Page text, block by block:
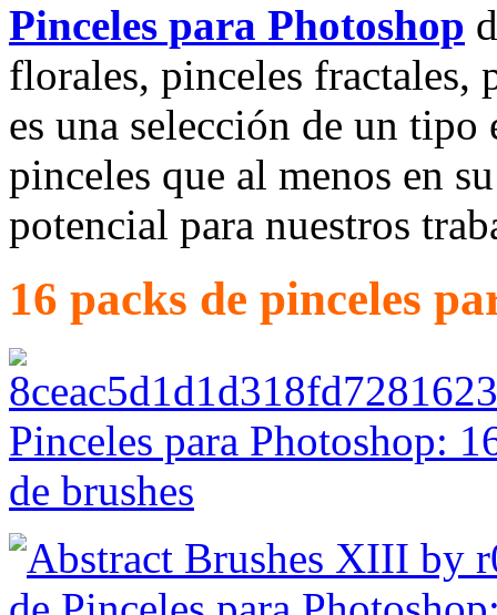
Pinceles para Photoshop
florales, pinceles fractales,
es una selección de un
pinceles que al menos en
potencial para nuestros
16 packs de pinceles